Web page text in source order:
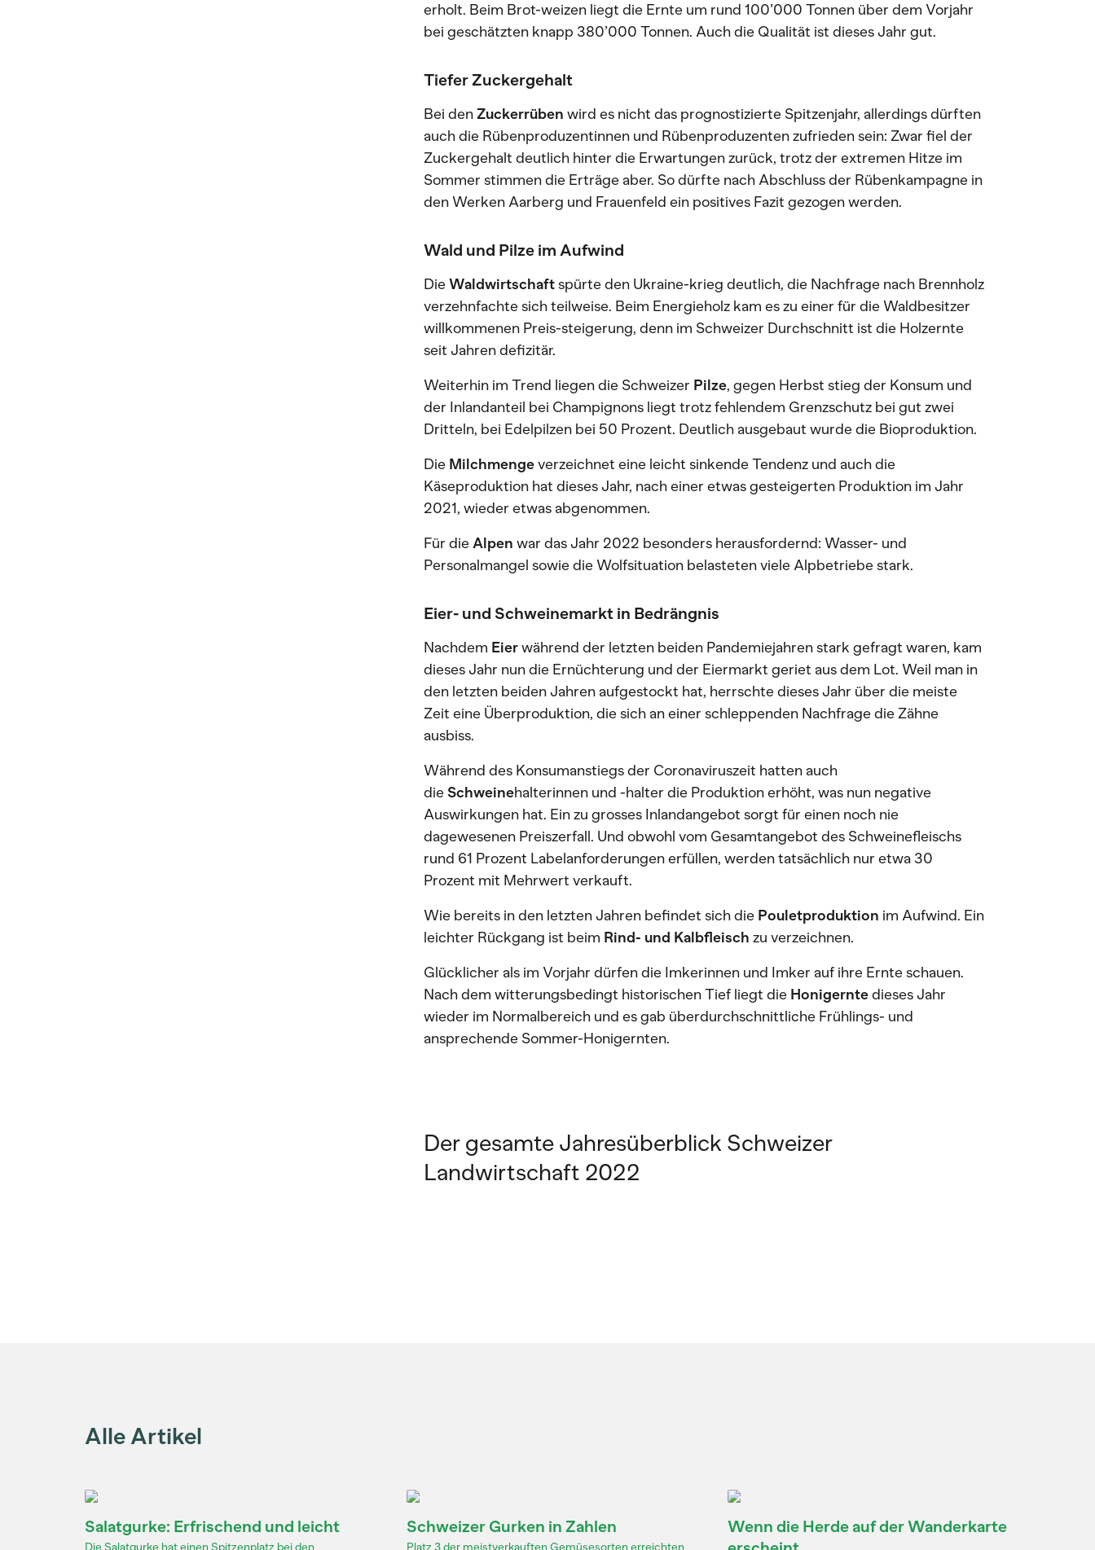
erholt. Beim Brot-weizen liegt die Ernte um rund 100’000 Tonnen über dem Vorjahr
bei geschätzten knapp 380’000 Tonnen. Auch die Qualität ist dieses Jahr gut.
Tiefer Zuckergehalt
Bei denZuckerrüben wird es nicht das prognostizierte Spitzenjahr, allerdings dürften
auch die Rübenproduzentinnen und Rübenproduzenten zufrieden sein: Zwar fiel der
Zuckergehalt deutlich hinter die Erwartungen zurück, trotz der extremen Hitze im
Sommer stimmen die Erträge aber. So dürfte nach Abschluss der Rübenkampagne in
den Werken Aarberg und Frauenfeld ein positives Fazit gezogen werden.
Wald und Pilze im Aufwind
Die Waldwirtschaftspürte den Ukraine-krieg deutlich, die Nachfrage nach Brennholz
verzehnfachte sich teilweise. Beim Energieholz kam es zu einer für die Waldbesitzer
willkommenen Preis-steigerung, denn im Schweizer Durchschnitt ist die Holzernte
seit Jahren defizitär.
Weiterhin im Trend liegen die Schweizer Pilze, gegen Herbst stieg der Konsum und
der Inlandanteil bei Champignons liegt trotz fehlendem Grenzschutz bei gut zwei
Dritteln, bei Edelpilzen bei 50 Prozent. Deutlich ausgebaut wurde die Bioproduktion.
Die Milchmengeverzeichnet eine leicht sinkende Tendenz und auch die
Käseproduktion hat dieses Jahr, nach einer etwas gesteigerten Produktion im Jahr
2021, wieder etwas abgenommen.
Für die Alpen war das Jahr 2022 besonders herausfordernd: Wasser- und
Personalmangel sowie die Wolfsituation belasteten viele Alpbetriebe stark.
Eier- und Schweinemarkt in Bedrängnis
Nachdem Eierwährend der letzten beiden Pandemiejahren stark gefragt waren, kam
dieses Jahr nun die Ernüchterung und der Eiermarkt geriet aus dem Lot. Weil man in
den letzten beiden Jahren aufgestockt hat, herrschte dieses Jahr über die meiste
Zeit eine Überproduktion, die sich an einer schleppenden Nachfrage die Zähne
ausbiss.
Während des Konsumanstiegs der Coronaviruszeit hatten auch
die Schweinehalterinnen und -halter die Produktion erhöht, was nun negative
Auswirkungen hat. Ein zu grosses Inlandangebot sorgt für einen noch nie
dagewesenen Preiszerfall. Und obwohl vom Gesamtangebot des Schweinefleischs
rund 61 Prozent Labelanforderungen erfüllen, werden tatsächlich nur etwa 30
Prozent mit Mehrwert verkauft.
Wie bereits in den letzten Jahren befindet sich die Pouletproduktion im Aufwind. Ein
leichter Rückgang ist beim Rind- und Kalbfleisch zu verzeichnen.
Glücklicher als im Vorjahr dürfen die Imkerinnen und Imker auf ihre Ernte schauen.
Nach dem witterungsbedingt historischen Tief liegt die Honigerntedieses Jahr
wieder im Normalbereich und es gab überdurchschnittliche Frühlings- und
ansprechende Sommer-Honigernten.
Der gesamte Jahresüberblick Schweizer
Landwirtschaft 2022
Alle Artikel
Salatgurke: Erfrischend und leicht
Die Salatgurke hat einen Spitzenplatz bei den
Schweizer Gurken in Zahlen
Platz 3 der meistverkauften Gemüsesorten erreichten
Wenn die Herde auf der Wanderkarte